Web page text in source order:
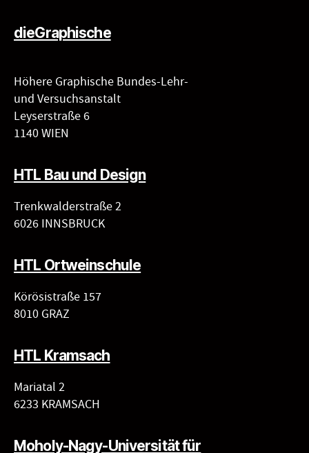
dieGraphische
Höhere Graphische Bundes-Lehr-
und Versuchsanstalt
Leyserstraße 6
1140 WIEN
HTL Bau und Design
Trenkwalderstraße 2
6026 INNSBRUCK
HTL Ortweinschule
Körösistraße 157
8010 GRAZ
HTL Kramsach
Mariatal 2
6233 KRAMSACH
Moholy-Nagy-Universität für